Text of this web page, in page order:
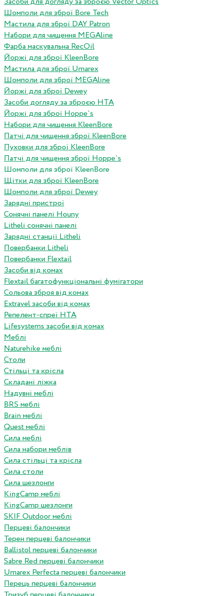
Шомполи для зброї Bore Tech
Мастила для зброї DAY Patron
Набори для чищення MEGAline
Фарба маскувальна RecOil
Йоржі для зброї KleenBore
Мастила для зброї Umarex
Шомполи для зброї MEGAline
Йоржі для зброї Dewey
Засоби догляду за зброєю HTA
Йоржі для зброї Hoppe`s
Набори для чищення KleenBore
Патчі для чищення зброї KleenBore
Пуховки для зброї KleenBore
Патчі для чищення зброї Hoppe`s
Шомполи для зброї KleenBore
Щітки для зброї KleenBore
Шомполи для зброї Dewey
Зарядні пристрої
Сонячні панелі Houny
Litheli сонячні панелі
Зарядні станції Litheli
Повербанки Litheli
Повербанки Flextail
Засоби від комах
Flextail багатофункціональні фумігатори
Сольова зброя від комах
Extravel засоби від комах
Репелент-спреї HTA
Lifesystems засоби від комах
Меблі
Naturehike меблі
Столи
Стільці та крісла
Складані ліжка
Надувні меблі
BRS меблі
Brain меблі
Quest меблі
Сила меблі
Сила набори меблів
Сила стільці та крісла
Сила столи
Сила шезлонги
KingCamp меблі
KingCamp шезлонги
SKIF Outdoor меблі
Перцеві балончики
Терен перцеві балончики
Ballistol перцеві балончики
Sabre Red перцеві балончики
Umarex Perfecta перцеві балончики
Перець перцеві балончики